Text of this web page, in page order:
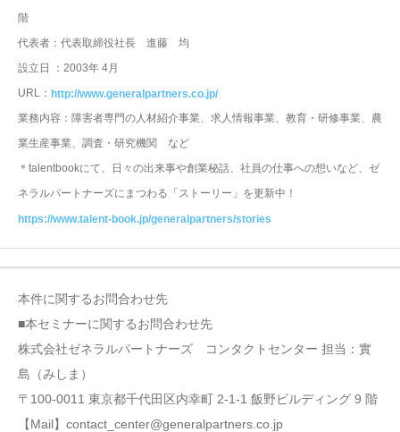
階
代表者：代表取締役社長 進藤 均
設立日 ：2003年 4月
URL： http://www.generalpartners.co.jp/
業務内容：障害者専門の人材紹介事業、求人情報事業、教育・研修事業、農
業生産事業、調査・研究機関 など
＊talentbookにて、日々の出来事や創業秘話、社員の仕事への想いなど、ゼ
ネラルパートナーズにまつわる「ストーリー」を更新中！
https://www.talent-book.jp/generalpartners/stories
本件に関するお問合わせ先
■本セミナーに関するお問合わせ先
株式会社ゼネラルパートナーズ コンタクトセンター 担当：實
島（みしま）
〒100-0011 東京都千代田区内幸町 2-1-1 飯野ビルディング 9 階
【Mail】contact_center@generalpartners.co.jp